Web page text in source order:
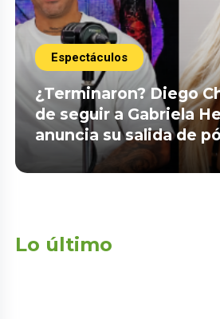
Espectáculos
¿Terminaron? Diego
de seguir a Gabriela
anuncia su salida de
Lo último